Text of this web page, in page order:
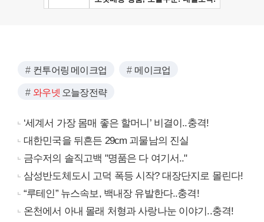
컨투어링 메이크업 메이크업
와우넷 오늘장전략
‘세계서 가장 몸매 좋은 할머니’ 비결이..충격!
대한민국을 뒤흔든 29cm 괴물남의 진실
금수저의 솔직고백 "명품은 다 여기서.."
삼성반도체도시 고덕 폭등 시작? 대장단지로 몰린다!
“루테인” 뉴스속보, 백내장 유발한다..충격!
온천에서 아내 몰래 처형과 사랑나눈 이야기..충격!